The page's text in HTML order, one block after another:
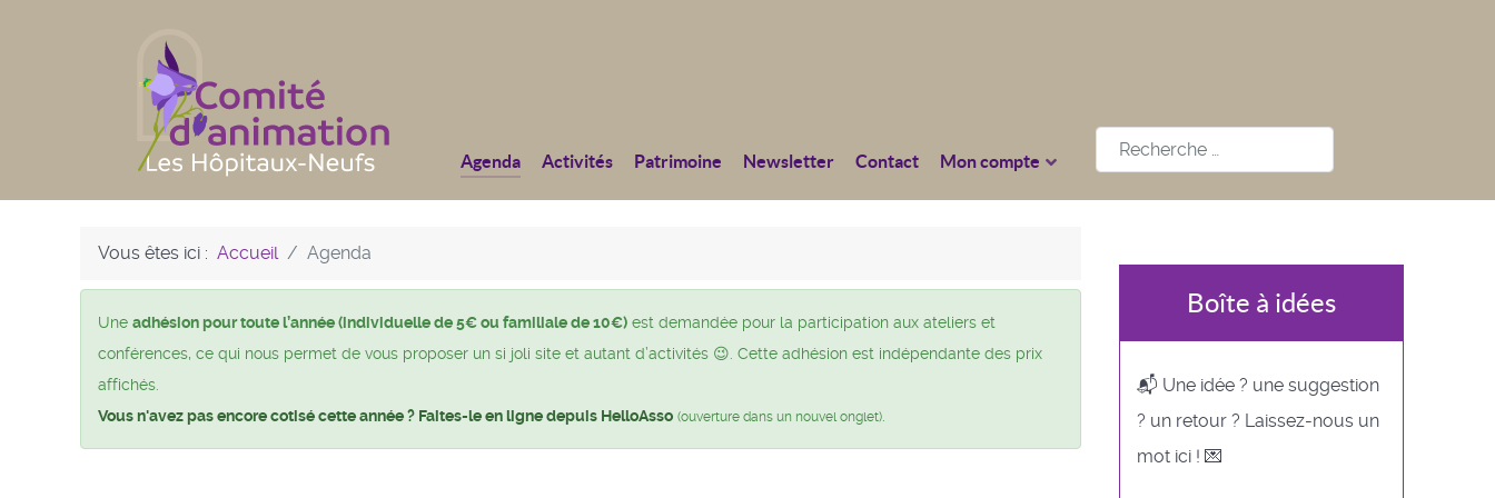
Agenda Activités Patrimoine Newsletter Contact Mon compte
Rechercher
Vous êtes ici : Accueil Agenda
Une adhésion pour toute l’année (individuelle de 5€ ou familiale de 10€) est demandée pour la participation aux ateliers et
conférences, ce qui nous permet de vous proposer un si joli site et autant d’activités 😉. Cette adhésion est indépendante des prix
affichés.
Vous n'avez pas encore cotisé cette année ? Faites-le en ligne depuis HelloAsso (ouverture dans un nouvel onglet)
Boîte à idées
📬 Une idée ? une suggestion
? un retour ? Laissez-nous un
mot ici ! 💌